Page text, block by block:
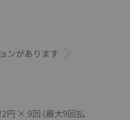
ンがあります
円 × 9回 (最大9回払